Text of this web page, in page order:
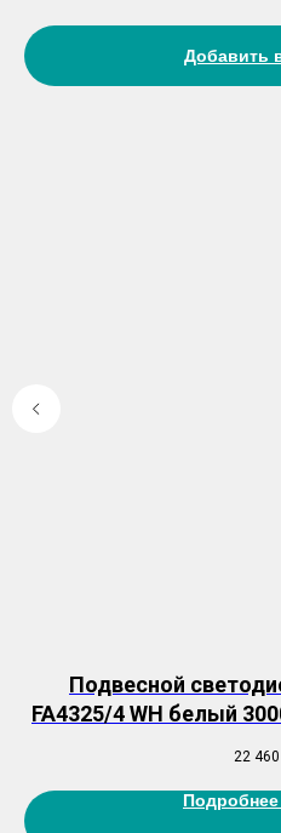
Добавить
Подвесной
FA4325/4 WH белый
(управление с
22 460